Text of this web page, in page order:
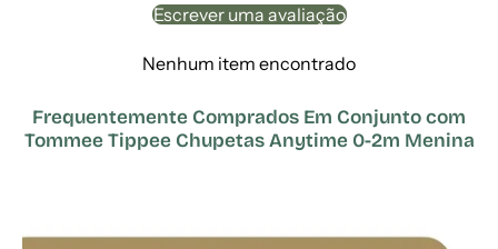
Escrever uma avaliação
Nenhum item encontrado
Frequentemente Comprados Em Conjunto com
Tommee Tippee Chupetas Anytime 0-2m Menina